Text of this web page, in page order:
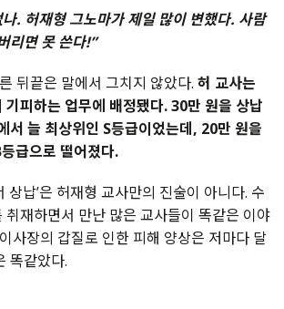
나. 허재형 그노마가 제일 많이 변했다. 사람
리면 못 쓴다!”
뒤끝은 말에서 그치지 않았다. 허 교사는
기피하는 업무에 배정됐다. 30만 원을 상납
서 늘 최상위인 S등급이었는데, 20만 원을
등급으로 떨어졌다.
상납’은 허재형 교사만의 진술이 아니다. 수
취재하면서 만난 많은 교사들이 똑같은 이야
이사장의 갑질로 인한 피해 양상은 저마다 달
똑같았다.